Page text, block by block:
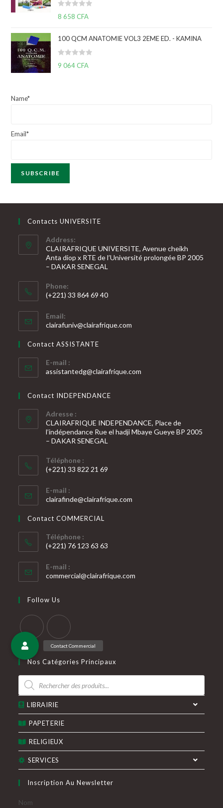
s
u
5
N
0
s
8 658CFA
100 QCM ANATOMIE VOL3 2EME ED. - KAMINA
N
9 064CFA
Name*
Email*
Contacts UNIVERSITE
Address:
CLAIRAFRIQUE UNIVERSITE, Avenue cheikh
Anta diop x RTE de l’Université prolongée BP 2005
– DAKAR SENEGAL
Phone:
(+221) 33 864 69 40
dans
votre
application
Email:
clairafuniv@clairafrique.com
Contact ASSISTANTE
E-mail :
assistantedg@clairafrique.com
Contact INDEPENDANCE
Adresse :
CLAIRAFRIQUE INDEPENDANCE, Place de
l’indépendance Rue el hadji Mbaye Gueye BP 2005
– DAKAR SENEGAL
Téléphone :
(+221) 33 822 21 69
dans
votre
application
E-mail :
clairafinde@clairafrique.com
Contact COMMERCIAL
Téléphone :
(+221) 76 123 63 63
dans
votre
E-mail :
commercial@clairafrique.com
Follow Us
S’ouvre
dans
nouvel
onglet
S’ouvre
nouvel
onglet
Nos Catégories Principaux
Recherche
de
produits
LIBRAIRIE
PAPETERIE
RELIGIEUX
SERVICES
Inscription Au Newsletter
Nom